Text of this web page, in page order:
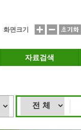
화면크기
자료검색